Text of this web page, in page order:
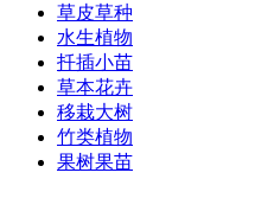
草皮草种
水生植物
扦插小苗
草本花卉
移栽大树
竹类植物
果树果苗